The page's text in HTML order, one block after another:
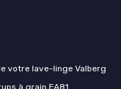
votre lave-linge Valberg
à grain EA81